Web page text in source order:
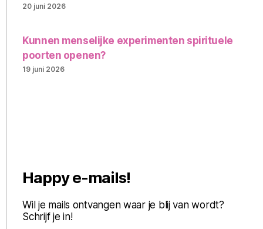
20 juni 2026
Kunnen menselijke experimenten spirituele
poorten openen?
19 juni 2026
Happy e-mails!
Wil je mails ontvangen waar je blij van wordt?
Schrijf je in!